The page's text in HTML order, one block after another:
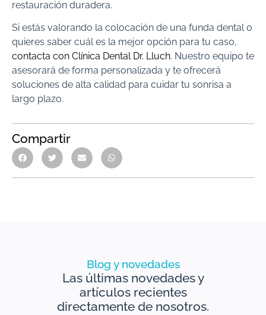
restauración duradera.
Si estás valorando la colocación de una funda dental o
quieres saber cuál es la mejor opción para tu caso,
contacta con Clínica Dental Dr. Lluch. Nuestro equipo te
asesorará de forma personalizada y te ofrecerá
soluciones de alta calidad para cuidar tu sonrisa a
largo plazo.
Compartir
Blog y novedades
Las últimas novedades y
artículos recientes
directamente de nosotros.